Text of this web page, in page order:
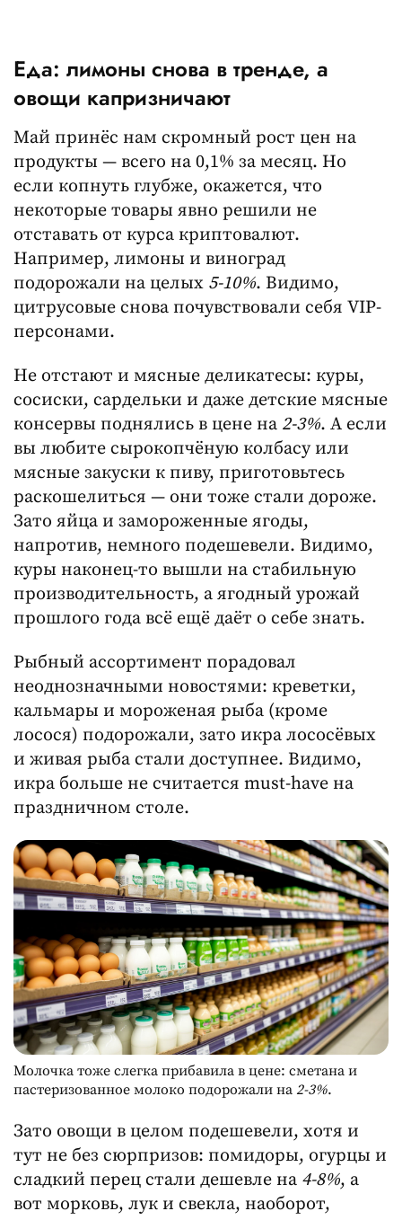
Еда: лимоны снова в тренде, а
овощи капризничают
Май принёс нам скромный рост цен на
продукты — всего на 0,1% за месяц. Но
если копнуть глубже, окажется, что
некоторые товары явно решили не
отставать от курса криптовалют.
Например, лимоны и виноград
подорожали на целых 5-10%. Видимо,
цитрусовые снова почувствовали себя VIP-
персонами.
Не отстают и мясные деликатесы: куры,
сосиски, сардельки и даже детские мясные
консервы поднялись в цене на 2-3%. А если
вы любите сырокопчёную колбасу или
мясные закуски к пиву, приготовьтесь
раскошелиться — они тоже стали дороже.
Зато яйца и замороженные ягоды,
напротив, немного подешевели. Видимо,
куры наконец-то вышли на стабильную
производительность, а ягодный урожай
прошлого года всё ещё даёт о себе знать.
Рыбный ассортимент порадовал
неоднозначными новостями: креветки,
кальмары и мороженая рыба (кроме
лосося) подорожали, зато икра лососёвых
и живая рыба стали доступнее. Видимо,
икра больше не считается must-have на
праздничном столе.
Молочка тоже слегка прибавила в цене: сметана и
пастеризованное молоко подорожали на 2-3%.
Зато овощи в целом подешевели, хотя и
тут не без сюрпризов: помидоры, огурцы и
сладкий перец стали дешевле на 4-8%, а
вот морковь, лук и свекла, наоборот,